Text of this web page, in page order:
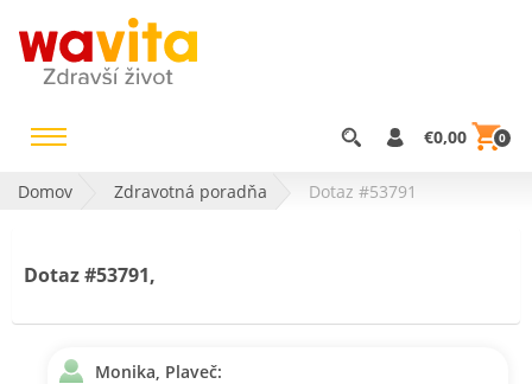
€0,00 0
Domov Zdravotná poradňa Dotaz #53791
Dotaz #53791,
Monika, Plaveč: